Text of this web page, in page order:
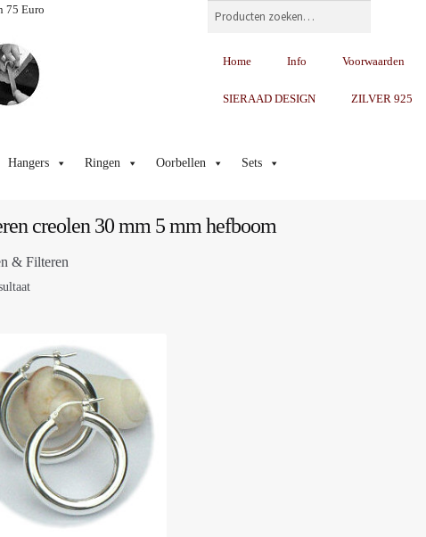
75 Euro Zoeken
Home Info Voorwaarden
SIERAAD DESIGN ZILVER 925
Hangers Ringen Oorbellen Sets
creolen 30 mm 5 mm hefboom
& Filteren